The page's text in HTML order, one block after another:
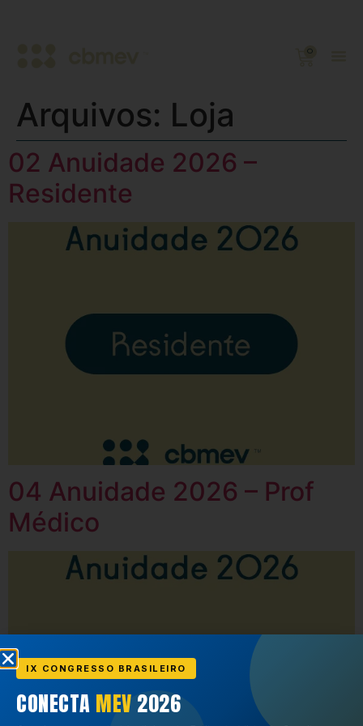
0
Arquivos: Loja
02 Anuidade 2026 –
Residente
04 Anuidade 2026 – Prof
Médico
IX CONGRESSO BRASILEIRO
CONECTA MEV 2026